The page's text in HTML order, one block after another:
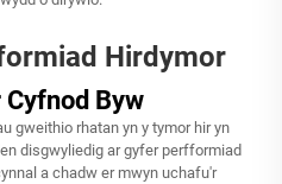
Hirdymor
Byw
gweithio rhatan yn y tymor hir yn
disgwyliedig ar gyfer perfformiad
a chadw er mwyn uchafu'r